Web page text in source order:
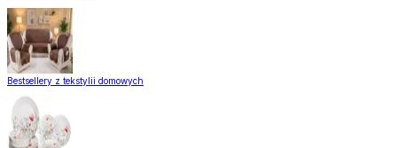
Bestsellery z tekstylii domowych